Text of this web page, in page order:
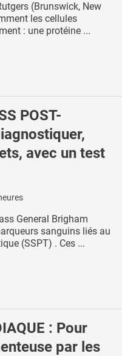
(Brunswick, New
les cellules
: une protéine ...
POST-
avec un test
General Brigham
sanguins liés au
(SSPT) . Ces ...
: Pour
par les